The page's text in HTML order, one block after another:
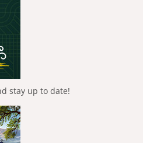
stay up to date!